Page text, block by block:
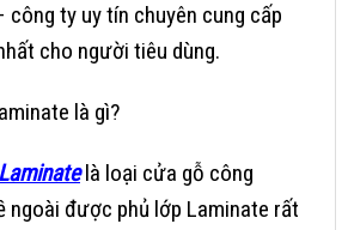
công ty uy tín chuyên cung cấp
cho người tiêu dùng.
là gì?
là loại cửa gỗ công
ngoài được phủ lớp Laminate rất